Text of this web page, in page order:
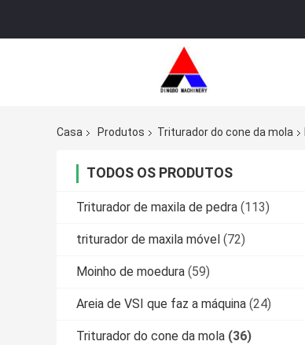
Casa Produtos Triturador do cone da mola
TODOS OS PRODUTOS
Triturador de maxila de pedra (113)
triturador de maxila móvel (72)
Moinho de moedura (59)
Areia de VSI que faz a máquina (24)
Triturador do cone da mola (36)